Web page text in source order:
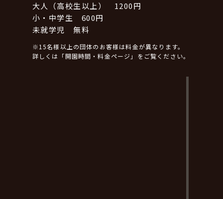
大人（高校生以上） 1200円
小・中学生 600円
未就学児 無料
※15名様以上の団体のお客様は料金が異なります。
詳しくは「開園時間・料金ページ」をご覧ください。